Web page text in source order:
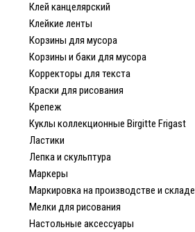
Клей канцелярский
Клейкие ленты
Корзины для мусора
Корзины и баки для мусора
Корректоры для текста
Краски для рисования
Крепеж
Куклы коллекционные Birgitte Frigast
Ластики
Лепка и скульптура
Маркеры
Маркировка на производстве и складе
Мелки для рисования
Настольные аксессуары